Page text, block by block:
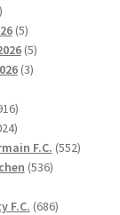
55
produkter
55
produkter
33
916
produkter
1024
produkter
F.C. 552552
536536
F.C. 686686